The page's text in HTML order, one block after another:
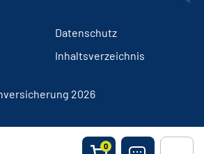
0
Datenschutz
Inhaltsverzeichnis
2026